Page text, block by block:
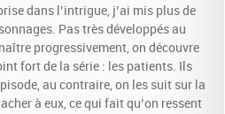
dans l’intrigue, j’ai mis plus de
Pas très développés au
progressivement, on découvre
fort de la série : les patients. Ils
au contraire, on les suit sur la
à eux, ce qui fait qu’on ressent